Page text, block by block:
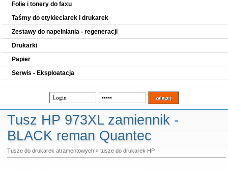
Folie i tonery do faxu
Taśmy do etykieciarek i drukarek
Zestawy do napełniania - regeneracji
Drukarki
Papier
Serwis - Eksploatacja
Tusz HP 973XL zamiennik -
BLACK reman Quantec
Tusze do drukarek atramentowych» tusze do drukarek HP